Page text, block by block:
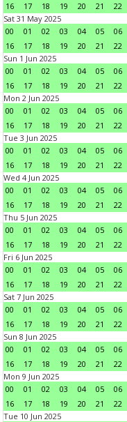
16
17 18 19 20 21 22
Sat 31 May 2025
00
01 02 03 04 05 06
16
17 18 19 20 21 22
Sun 1 Jun 2025
00
01 02 03 04 05 06
16
17 18 19 20 21 22
Mon 2 Jun 2025
00
01 02 03 04 05 06
16
17 18 19 20 21 22
Tue 3 Jun 2025
00
01 02 03 04 05 06
16
17 18 19 20 21 22
Wed 4 Jun 2025
00
01 02 03 04 05 06
16
17 18 19 20 21 22
Thu 5 Jun 2025
00
01 02 03 04 05 06
16
17 18 19 20 21 22
Fri 6 Jun 2025
00
01 02 03 04 05 06
16
17 18 19 20 21 22
Sat 7 Jun 2025
00
01 02 03 04 05 06
16
17 18 19 20 21 22
Sun 8 Jun 2025
00
01 02 03 04 05 06
16
17 18 19 20 21 22
Mon 9 Jun 2025
00
01 02 03 04 05 06
16
17 18 19 20 21 22
Tue 10 Jun 2025